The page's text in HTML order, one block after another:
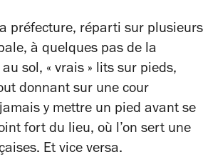
préfecture, réparti sur plusieurs
à quelques pas de la
sol, « vrais » lits sur pieds,
donnant sur une cour
y mettre un pied avant se
fort du lieu, où l’on sert une
Et vice versa.